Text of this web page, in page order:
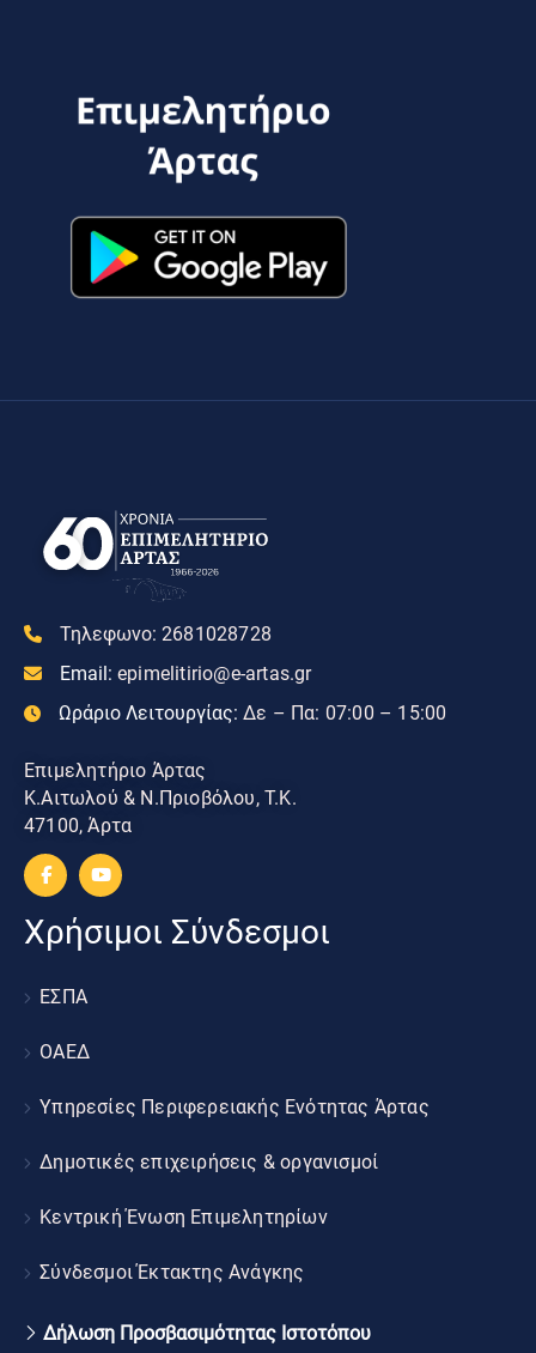
Τηλεφωνο: 2681028728
Email: epimelitirio@e-artas.gr
Ωράριο Λειτουργίας: Δε – Πα: 07:00 – 15:00
Επιμελητήριο Άρτας
Κ.Αιτωλού & Ν.Πριοβόλου, Τ.Κ.
47100, Άρτα
Χρήσιμοι Σύνδεσμοι
ΕΣΠΑ
ΟΑΕΔ
Υπηρεσίες Περιφερειακής Ενότητας Άρτας
Δημοτικές επιχειρήσεις & οργανισμοί
Κεντρική Ένωση Επιμελητηρίων
Σύνδεσμοι Έκτακτης Ανάγκης
Δήλωση Προσβασιμότητας Ιστοτόπου